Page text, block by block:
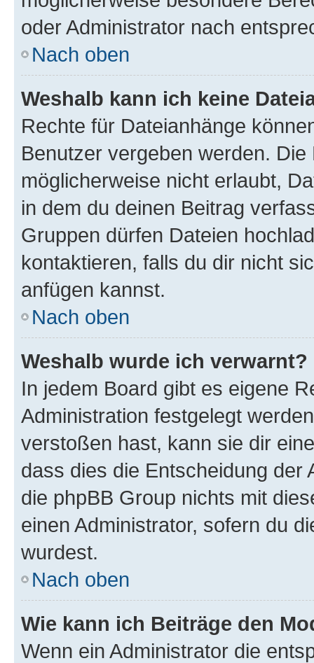
oder Administrator nach
Nach oben
Weshalb kann ich keine
Rechte für Dateianhänge
Benutzer vergeben werden.
möglicherweise nicht erlaubt,
in dem du deinen Beitrag
Gruppen dürfen Dateien
kontaktieren, falls du dir nicht
anfügen kannst.
Nach oben
Weshalb wurde ich verwarnt?
In jedem Board gibt es eigene
Administration festgelegt
verstoßen hast, kann sie dir
dass dies die Entscheidung der
die phpBB Group nichts mit
einen Administrator, sofern du
wurdest.
Nach oben
Wie kann ich Beiträge den
Wenn ein Administrator die